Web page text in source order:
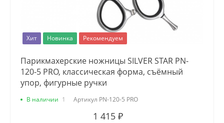
Хит Новинка Рекомендуем
Парикмахерские ножницы SILVER STAR PN-
120-5 PRO, классическая форма, съёмный
упор, фигурные ручки
В наличии 1 Артикул PN-120-5 PRO
1 415 ₽